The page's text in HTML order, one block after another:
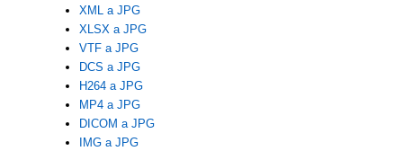
XML a JPG
XLSX a JPG
VTF a JPG
DCS a JPG
H264 a JPG
MP4 a JPG
DICOM a JPG
IMG a JPG